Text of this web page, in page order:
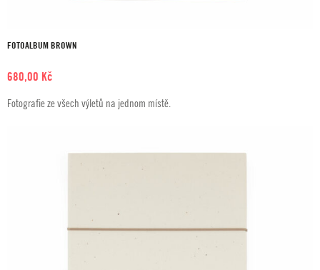
FOTOALBUM BROWN
680,00 Kč
Fotografie ze všech výletů na jednom místě.